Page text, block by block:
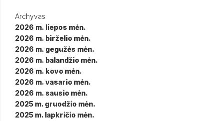
Archyvas
2026 m. liepos mėn.
2026 m. birželio mėn.
2026 m. gegužės mėn.
2026 m. balandžio mėn.
2026 m. kovo mėn.
2026 m. vasario mėn.
2026 m. sausio mėn.
2025 m. gruodžio mėn.
2025 m. lapkričio mėn.